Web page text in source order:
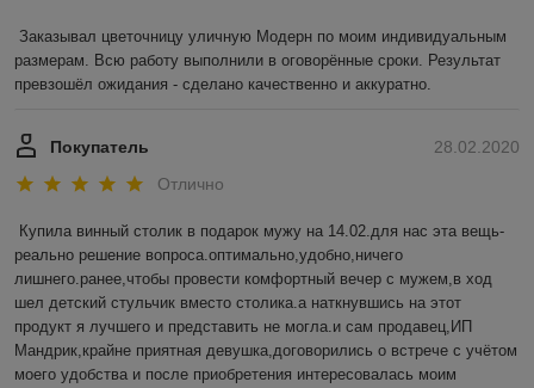
Заказывал цветочницу уличную Модерн по моим индивидуальным
размерам. Всю работу выполнили в оговорённые сроки. Результат
превзошёл ожидания - сделано качественно и аккуратно.
28.02.2020
Покупатель
Отлично
Купила винный столик в подарок мужу на 14.02.для нас эта вещь-
реально решение вопроса.оптимально,удобно,ничего
лишнего.ранее,чтобы провести комфортный вечер с мужем,в ход
шел детский стульчик вместо столика.а наткнувшись на этот
продукт я лучшего и представить не могла.и сам продавец,ИП
Мандрик,крайне приятная девушка,договорились о встрече с учётом
моего удобства и после приобретения интересовалась моим